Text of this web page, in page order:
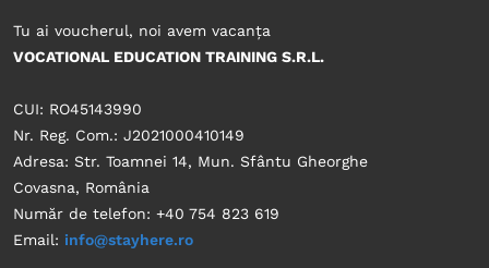
Tu ai voucherul, noi avem vacanța
VOCATIONAL EDUCATION TRAINING S.R.L.
CUI: RO45143990
Nr. Reg. Com.: J2021000410149
Adresa: Str. Toamnei 14, Mun. Sfântu Gheorghe
Covasna, România
Număr de telefon: +40 754 823 619
Email: info@stayhere.ro